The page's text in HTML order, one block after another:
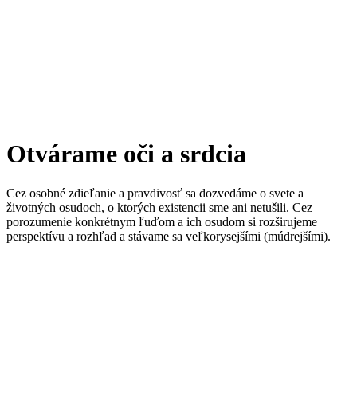
Otvárame oči a srdcia
Cez osobné zdieľanie a pravdivosť sa dozvedáme o svete a
životných osudoch, o ktorých existencii sme ani netušili. Cez
porozumenie konkrétnym ľuďom a ich osudom si rozširujeme
perspektívu a rozhľad a stávame sa veľkorysejšími (múdrejšími).